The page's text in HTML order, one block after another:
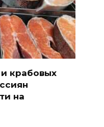
крабовых
на